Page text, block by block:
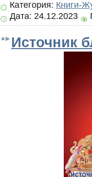
Категория: Книги-
Дата: 24.12.2023
Источник